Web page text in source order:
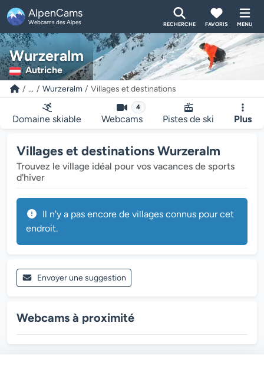
AlpenCams
Webcams des Alpes RECHERCHE FAVORIS MENU
Wurzeralm
Autriche
... Wurzeralm Villages et destinations
Domaine skiable
4
Webcams Pistes de ski Plus
Villages et destinations Wurzeralm
Trouvez le village idéal pour vos vacances de sports
d'hiver
Il n'y a pas encore de villages connus pour cet
endroit.
Envoyer une suggestion
Webcams à proximité